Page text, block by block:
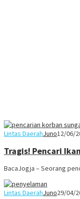
Lintas DaerahJuno12/06/
Tragis! Pencari
BacaJogja – Seorang
Lintas DaerahJuno29/04/